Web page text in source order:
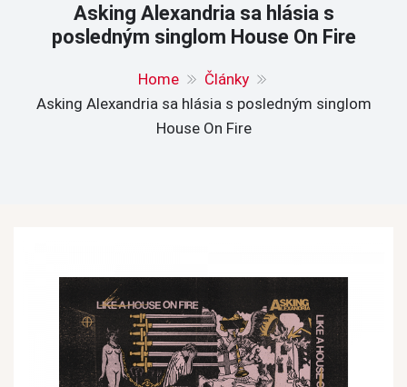
Asking Alexandria sa hlásia s
posledným singlom House On Fire
Home
Články
Asking Alexandria sa hlásia s posledným singlom
House On Fire